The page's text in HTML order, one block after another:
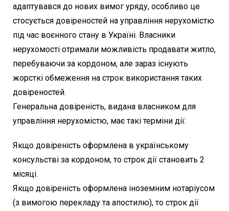
адаптувався до нових вимог уряду, особливо це
стосується довіреностей на управління нерухомістю
під час воєнного стану в Україні. Власники
нерухомості отримали можливість продавати житло,
перебуваючи за кордоном, але зараз існують
жорсткі обмеження на строк використання таких
довіреностей.
Генеральна довіреність, видана власником для
управління нерухомістю, має такі терміни дії:
Якщо довіреність оформлена в українському
консульстві за кордоном, то строк дії становить 2
місяці.
Якщо довіреність оформлена іноземним нотаріусом
(з вимогою перекладу та апостилю), то строк дії